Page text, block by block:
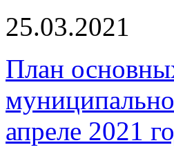
25.03.2021
План
апреле 2021